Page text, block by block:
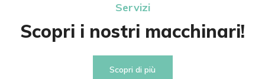
Servizi
Scopri i nostri macchinari!
Scopri di più